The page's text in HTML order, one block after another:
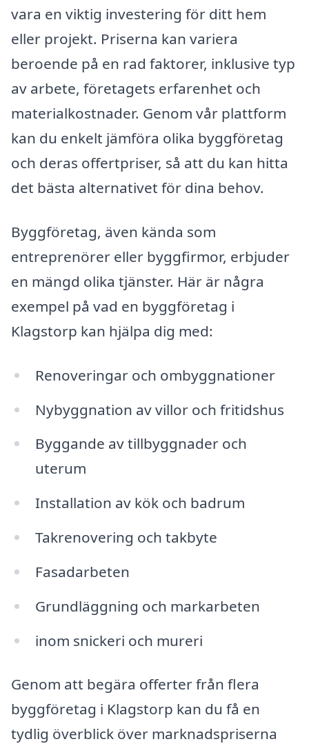
vara en viktig investering för ditt hem
eller projekt. Priserna kan variera
beroende på en rad faktorer, inklusive typ
av arbete, företagets erfarenhet och
materialkostnader. Genom vår plattform
kan du enkelt jämföra olika byggföretag
och deras offertpriser, så att du kan hitta
det bästa alternativet för dina behov.
Byggföretag, även kända som
entreprenörer eller byggfirmor, erbjuder
en mängd olika tjänster. Här är några
exempel på vad en byggföretag i
Klagstorp kan hjälpa dig med:
Renoveringar och ombyggnationer
Nybyggnation av villor och fritidshus
Byggande av tillbyggnader och
uterum
Installation av kök och badrum
Takrenovering och takbyte
Fasadarbeten
Grundläggning och markarbeten
inom snickeri och mureri
Genom att begära offerter från flera
byggföretag i Klagstorp kan du få en
tydlig överblick över marknadspriserna